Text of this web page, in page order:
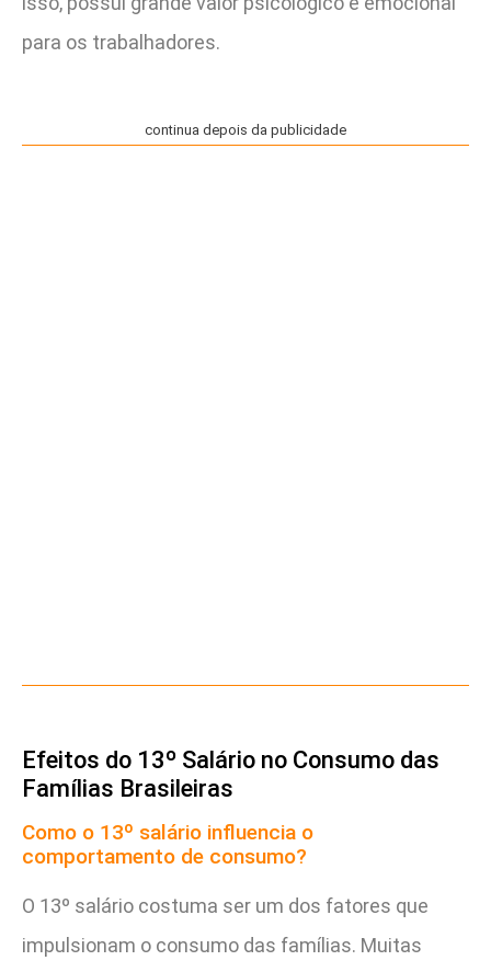
para os trabalhadores.
continua depois da publicidade
Efeitos do 13º Salário no Consumo das
Famílias Brasileiras
Como o 13º salário influencia o
comportamento de consumo?
O 13º salário costuma ser um dos fatores que
impulsionam o consumo das famílias. Muitas